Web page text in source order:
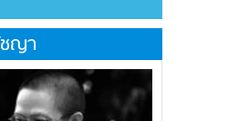
ญา